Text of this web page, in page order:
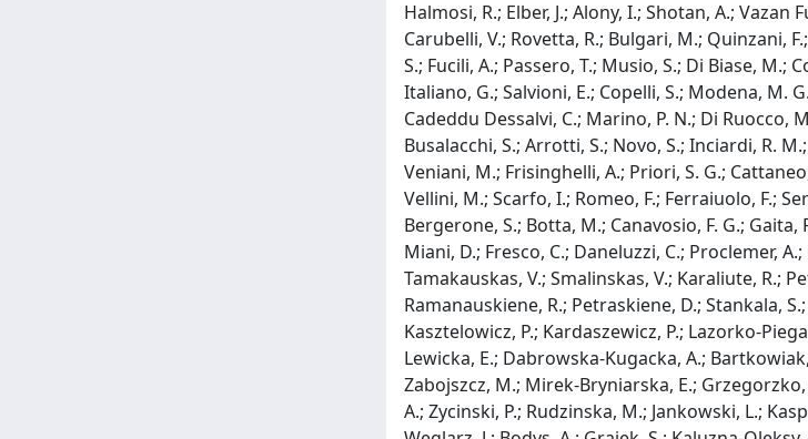
Halmosi, R.; Elber, J.; Alony, I.; Shotan, A.;
Carubelli, V.; Rovetta, R.; Bulgari, M.; Quinzani,
S.; Fucili, A.; Passero, T.; Musio, S.; Di Biase, M.;
Italiano, G.; Salvioni, E.; Copelli, S.; Modena, M.
Cadeddu Dessalvi, C.; Marino, P. N.; Di Ruocco,
Busalacchi, S.; Arrotti, S.; Novo, S.; Inciardi, R.
Veniani, M.; Frisinghelli, A.; Priori, S. G.;
Vellini, M.; Scarfo, I.; Romeo, F.; Ferraiuolo, F.;
Bergerone, S.; Botta, M.; Canavosio, F. G.;
Miani, D.; Fresco, C.; Daneluzzi, C.; Proclemer,
Tamakauskas, V.; Smalinskas, V.; Karaliute, R.;
Ramanauskiene, R.; Petraskiene, D.; Stankala,
Kasztelowicz, P.; Kardaszewicz, P.; Lazorko-
Lewicka, E.; Dabrowska-Kugacka, A.;
Zabojszcz, M.; Mirek-Bryniarska, E.; Grzegorzko,
A.; Zycinski, P.; Rudzinska, M.; Jankowski, L.;